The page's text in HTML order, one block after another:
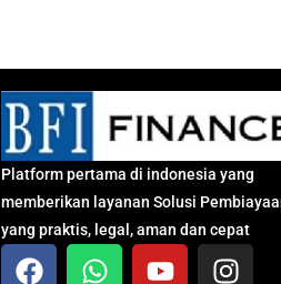
Platform pertama di indonesia yang
memberikan layanan Solusi
yang praktis, legal, aman dan cepat